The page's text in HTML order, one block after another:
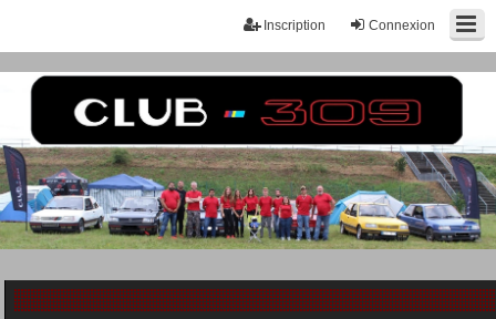
Connexion
Inscription